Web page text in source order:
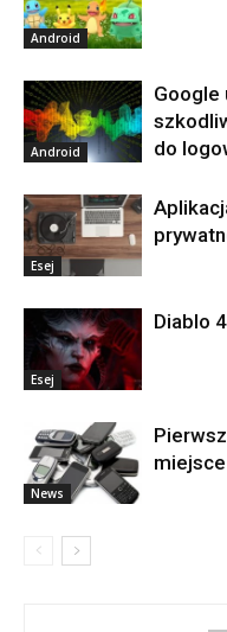
Android
Android
Google
do
Esej
Esej
Diablo
News